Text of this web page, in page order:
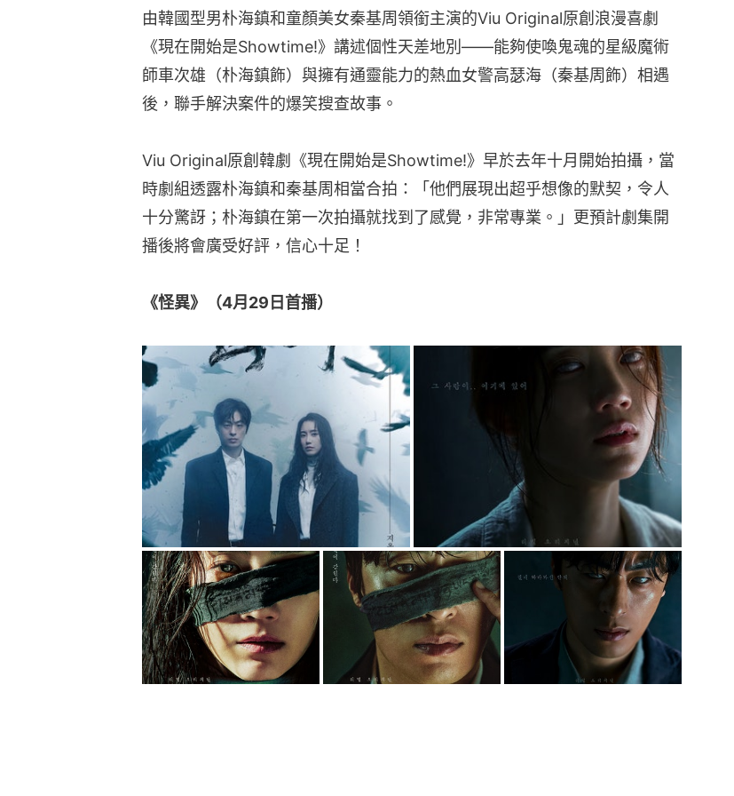
由韓國型男朴海鎮和童顏美女秦基周領銜主演的Viu Original原創浪漫喜劇
《現在開始是Showtime!》講述個性天差地別——能夠使喚鬼魂的星級魔術
師車次雄（朴海鎮飾）與擁有通靈能力的熱血女警高瑟海（秦基周飾）相遇
後，聯手解決案件的爆笑搜查故事。
Viu Original原創韓劇《現在開始是Showtime!》早於去年十月開始拍攝，當
時劇組透露朴海鎮和秦基周相當合拍：「他們展現出超乎想像的默契，令人
十分驚訝；朴海鎮在第一次拍攝就找到了感覺，非常專業。」更預計劇集開
播後將會廣受好評，信心十足！
《怪異》（4月29日首播）